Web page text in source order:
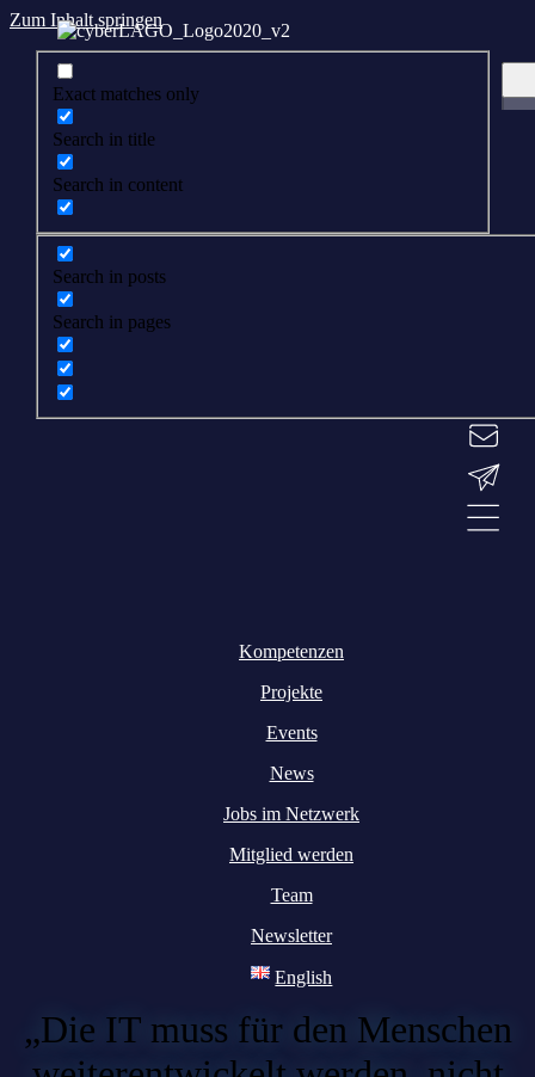
Zum Inhalt springen
Exact matches only
Search in title
Search in content
Search in posts
Search in pages
Kompetenzen
Projekte
Events
News
Jobs im Netzwerk
Mitglied werden
Team
Newsletter
English
„Die IT muss für den Menschen